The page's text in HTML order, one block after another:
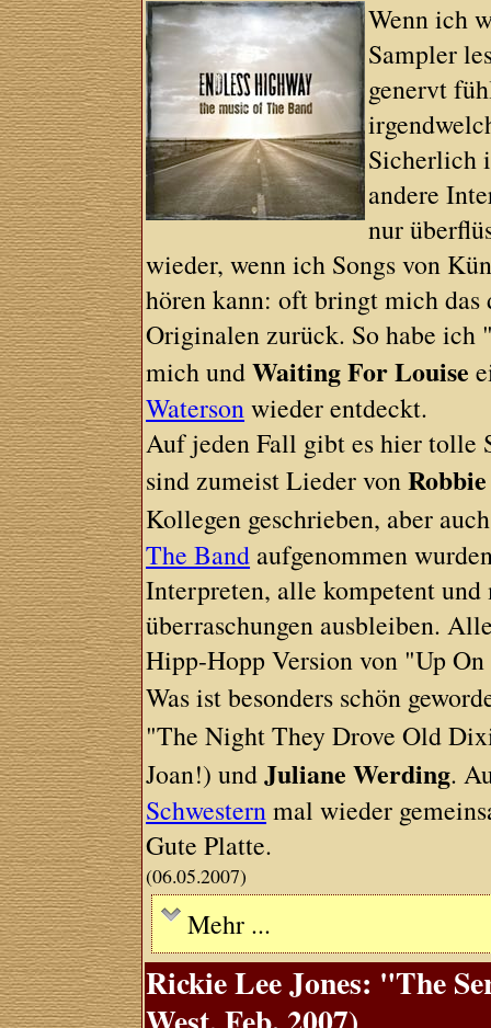
Wenn ich
Sampler
genervt
Sicherlich
andere
nur
wieder, wenn ich Songs von
hören kann: oft bringt mich
Originalen zurück. So habe ich
mich undWaiting For Louise
Watersonwieder entdeckt.
Auf jeden Fall gibt es hier tolle
sind zumeist Lieder von
Kollegen geschrieben, aber
The Band aufgenommen
Interpreten, alle kompetent
überraschungen ausbleiben.
Hipp-Hopp Version von "Up
Was ist besonders schön
"The Night They Drove Old
Joan!) undJuliane Werding.
Schwesternmal wieder
Gute Platte.
(06.05.2007)
Mehr ...
Rickie Lee Jones: "The